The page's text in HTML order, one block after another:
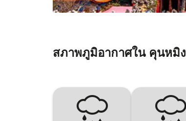
สภาพภูมิอากาศใน คุนหมิง